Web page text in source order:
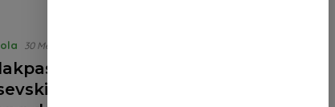
30 Mei 2023
Masa Depan Dejan
di Tottenham Hotspur: